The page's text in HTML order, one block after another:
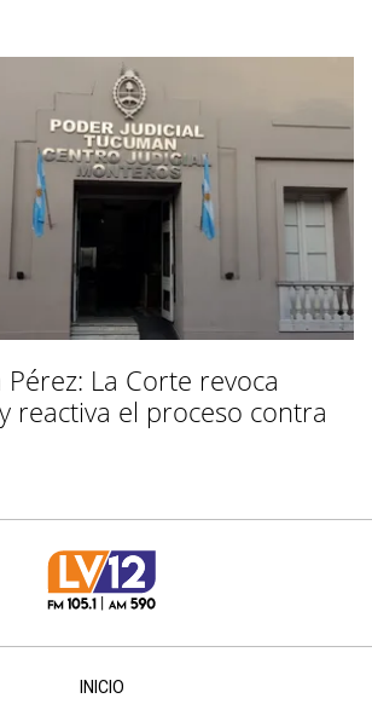
Pérez: La Corte revoca
reactiva el proceso contra
INICIO